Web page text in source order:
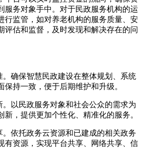
服务对象手中。对于民政服务机构的运
行监管，如对养老机构的服务质量、安
评估和监督，及时发现和解决存在的问
。确保智慧民政建设在整体规划、系统
保持一致，便于后期维护和升级。
。以民政服务对象和社会公众的需求为
新，提供更加个性化、精准化的服务。
。依托政务云资源和已建成的相关政务
有资源，实现平台共享、网络共享、信